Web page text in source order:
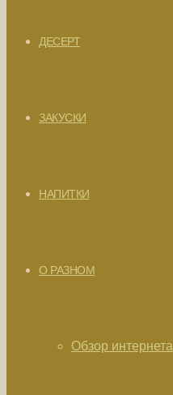
ДЕСЕРТ
ЗАКУСКИ
НАПИТКИ
О РАЗНОМ
Обзор интернета